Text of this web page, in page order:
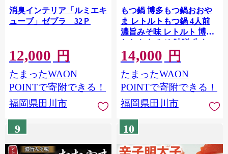
消臭インテリア「ルミエキ
ューブ」ゼブラ 32Ｐ
12,000 円
たまったWAON
POINTで寄附できる！
福岡県田川市
もつ鍋 博多もつ鍋おおや
ま レトルトもつ鍋 4人前
濃旨みそ味 レトルト 博多
おおやま みそ 味噌 牛もつ
常温保存 牛小腸 福岡土産
お取り寄せ グルメ 惣菜 お
かず 詰め合わせ
14,000 円
たまったWAON
POINTで寄附できる！
福岡県田川市
9 10